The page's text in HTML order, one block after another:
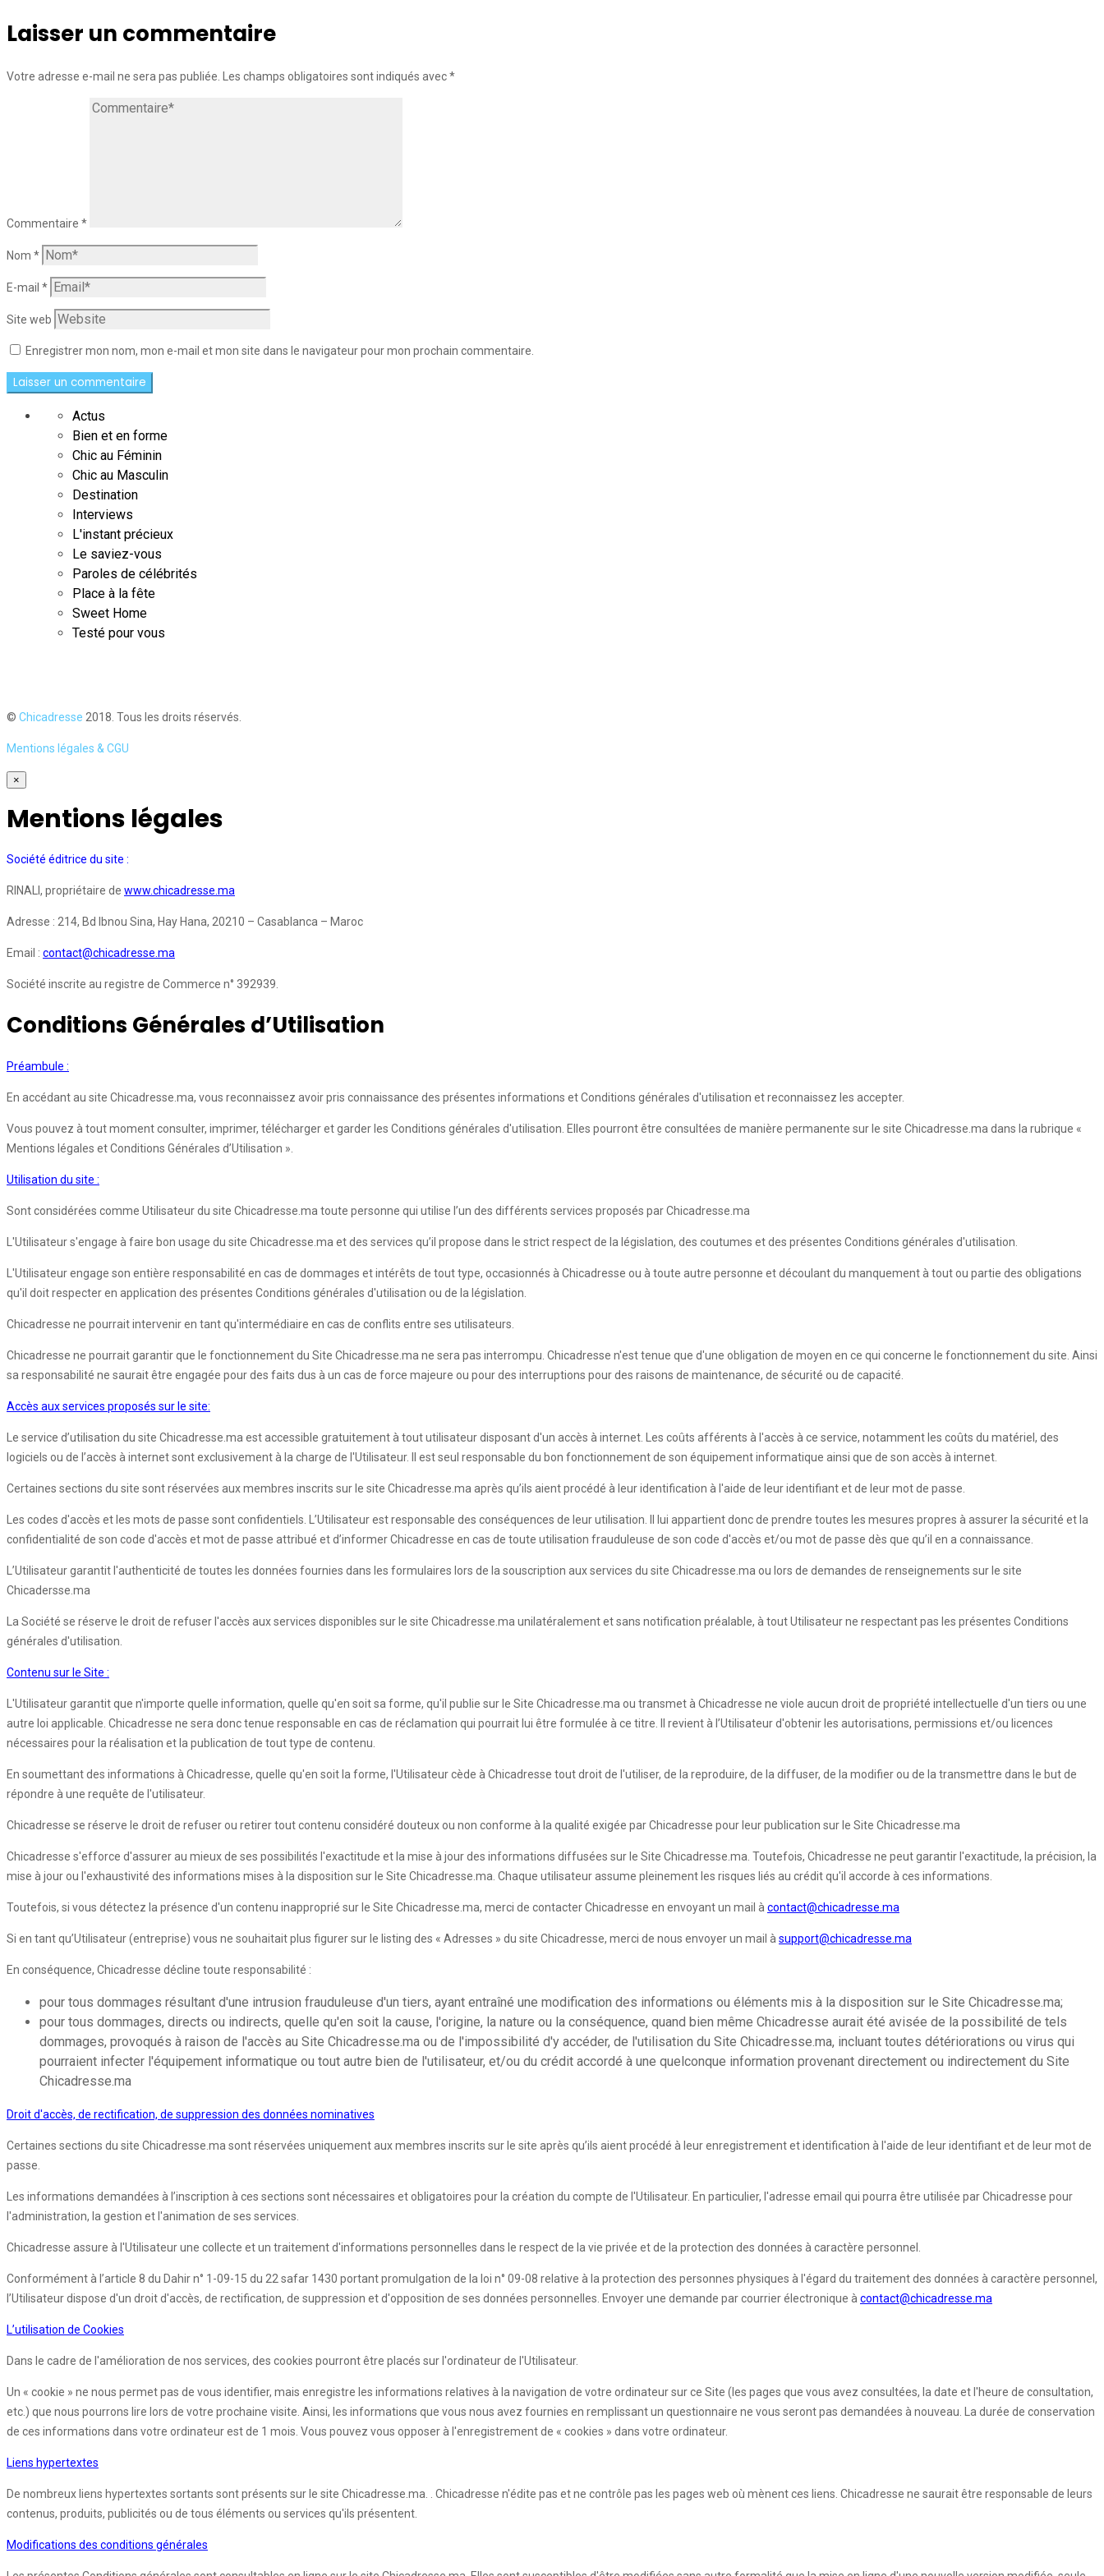
Laisser un commentaire
Votre adresse e-mail ne sera pas publiée. Les champs obligatoires sont indiqués avec*
Commentaire *
Nom *
E-mail *
Site web
Enregistrer mon nom, mon e-mail et mon site dans le navigateur pour mon prochain commentaire.
Actus
Bien et en forme
Chic au Féminin
Chic au Masculin
Destination
Interviews
L'instant précieux
Le saviez-vous
Paroles de célébrités
Place à la fête
Sweet Home
Testé pour vous
© Chicadresse 2018. Tous les droits réservés.
Mentions légales & CGU
×
Mentions légales
Société éditrice du site :
RINALI, propriétaire de www.chicadresse.ma
Adresse : 214, Bd Ibnou Sina, Hay Hana, 20210 – Casablanca – Maroc
Email : contact@chicadresse.ma
Société inscrite au registre de Commerce n° 392939.
Conditions Générales d’Utilisation
Préambule :
En accédant au site Chicadresse.ma, vous reconnaissez avoir pris connaissance des présentes informations et Conditions générales d'utilisation et reconnaissez les accepter.
Vous pouvez à tout moment consulter, imprimer, télécharger et garder les Conditions générales d'utilisation. Elles pourront être consultées de manière permanente sur le site Chicadresse.ma dans la rubrique «
Mentions légales et Conditions Générales d’Utilisation ».
Utilisation du site :
Sont considérées comme Utilisateur du site Chicadresse.ma toute personne qui utilise l’un des différents services proposés par Chicadresse.ma
L'Utilisateur s'engage à faire bon usage du site Chicadresse.ma et des services qu’il propose dans le strict respect de la législation, des coutumes et des présentes Conditions générales d'utilisation.
L'Utilisateur engage son entière responsabilité en cas de dommages et intérêts de tout type, occasionnés à Chicadresse ou à toute autre personne et découlant du manquement à tout ou partie des obligations
qu'il doit respecter en application des présentes Conditions générales d'utilisation ou de la législation.
Chicadresse ne pourrait intervenir en tant qu'intermédiaire en cas de conflits entre ses utilisateurs.
Chicadresse ne pourrait garantir que le fonctionnement du Site Chicadresse.ma ne sera pas interrompu. Chicadresse n'est tenue que d'une obligation de moyen en ce qui concerne le fonctionnement du site. Ainsi
sa responsabilité ne saurait être engagée pour des faits dus à un cas de force majeure ou pour des interruptions pour des raisons de maintenance, de sécurité ou de capacité.
Accès aux services proposés sur le site:
Le service d’utilisation du site Chicadresse.ma est accessible gratuitement à tout utilisateur disposant d'un accès à internet. Les coûts afférents à l'accès à ce service, notamment les coûts du matériel, des
logiciels ou de l’accès à internet sont exclusivement à la charge de l'Utilisateur. Il est seul responsable du bon fonctionnement de son équipement informatique ainsi que de son accès à internet.
Certaines sections du site sont réservées aux membres inscrits sur le site Chicadresse.ma après qu’ils aient procédé à leur identification à l'aide de leur identifiant et de leur mot de passe.
Les codes d'accès et les mots de passe sont confidentiels. L’Utilisateur est responsable des conséquences de leur utilisation. Il lui appartient donc de prendre toutes les mesures propres à assurer la sécurité et la
confidentialité de son code d'accès et mot de passe attribué et d’informer Chicadresse en cas de toute utilisation frauduleuse de son code d'accès et/ou mot de passe dès que qu’il en a connaissance.
L’Utilisateur garantit l'authenticité de toutes les données fournies dans les formulaires lors de la souscription aux services du site Chicadresse.ma ou lors de demandes de renseignements sur le site
Chicadersse.ma
La Société se réserve le droit de refuser l'accès aux services disponibles sur le site Chicadresse.ma unilatéralement et sans notification préalable, à tout Utilisateur ne respectant pas les présentes Conditions
générales d'utilisation.
Contenu sur le Site :
L'Utilisateur garantit que n'importe quelle information, quelle qu'en soit sa forme, qu'il publie sur le Site Chicadresse.ma ou transmet à Chicadresse ne viole aucun droit de propriété intellectuelle d'un tiers ou une
autre loi applicable. Chicadresse ne sera donc tenue responsable en cas de réclamation qui pourrait lui être formulée à ce titre. Il revient à l’Utilisateur d'obtenir les autorisations, permissions et/ou licences
nécessaires pour la réalisation et la publication de tout type de contenu.
En soumettant des informations à Chicadresse, quelle qu'en soit la forme, l'Utilisateur cède à Chicadresse tout droit de l'utiliser, de la reproduire, de la diffuser, de la modifier ou de la transmettre dans le but de
répondre à une requête de l'utilisateur.
Chicadresse se réserve le droit de refuser ou retirer tout contenu considéré douteux ou non conforme à la qualité exigée par Chicadresse pour leur publication sur le Site Chicadresse.ma
Chicadresse s'efforce d'assurer au mieux de ses possibilités l'exactitude et la mise à jour des informations diffusées sur le Site Chicadresse.ma. Toutefois, Chicadresse ne peut garantir l'exactitude, la précision, la
mise à jour ou l'exhaustivité des informations mises à la disposition sur le Site Chicadresse.ma. Chaque utilisateur assume pleinement les risques liés au crédit qu'il accorde à ces informations.
Toutefois, si vous détectez la présence d'un contenu inapproprié sur le Site Chicadresse.ma, merci de contacter Chicadresse en envoyant un mail àcontact@chicadresse.ma
Si en tant qu’Utilisateur (entreprise) vous ne souhaitait plus figurer sur le listing des « Adresses » du site Chicadresse, merci de nous envoyer un mail àsupport@chicadresse.ma
En conséquence, Chicadresse décline toute responsabilité :
pour tous dommages résultant d'une intrusion frauduleuse d'un tiers, ayant entraîné une modification des informations ou éléments mis à la disposition sur le Site Chicadresse.ma;
pour tous dommages, directs ou indirects, quelle qu'en soit la cause, l'origine, la nature ou la conséquence, quand bien même Chicadresse aurait été avisée de la possibilité de tels
dommages, provoqués à raison de l'accès au Site Chicadresse.ma ou de l'impossibilité d'y accéder, de l'utilisation du Site Chicadresse.ma, incluant toutes détériorations ou virus qui
pourraient infecter l'équipement informatique ou tout autre bien de l'utilisateur, et/ou du crédit accordé à une quelconque information provenant directement ou indirectement du Site
Chicadresse.ma
Droit d'accès, de rectification, de suppression des données nominatives
Certaines sections du site Chicadresse.ma sont réservées uniquement aux membres inscrits sur le site après qu’ils aient procédé à leur enregistrement et identification à l'aide de leur identifiant et de leur mot de
passe.
Les informations demandées à l’inscription à ces sections sont nécessaires et obligatoires pour la création du compte de l'Utilisateur. En particulier, l'adresse email qui pourra être utilisée par Chicadresse pour
l'administration, la gestion et l'animation de ses services.
Chicadresse assure à l'Utilisateur une collecte et un traitement d'informations personnelles dans le respect de la vie privée et de la protection des données à caractère personnel.
Conformément à l’article 8 du Dahir n° 1-09-15 du 22 safar 1430 portant promulgation de la loi n° 09-08 relative à la protection des personnes physiques à l'égard du traitement des données à caractère personnel,
l’Utilisateur dispose d'un droit d'accès, de rectification, de suppression et d'opposition de ses données personnelles. Envoyer une demande par courrier électronique àcontact@chicadresse.ma
L’utilisation de Cookies
Dans le cadre de l'amélioration de nos services, des cookies pourront être placés sur l'ordinateur de l'Utilisateur.
Un « cookie » ne nous permet pas de vous identifier, mais enregistre les informations relatives à la navigation de votre ordinateur sur ce Site (les pages que vous avez consultées, la date et l'heure de consultation,
etc.) que nous pourrons lire lors de votre prochaine visite. Ainsi, les informations que vous nous avez fournies en remplissant un questionnaire ne vous seront pas demandées à nouveau. La durée de conservation
de ces informations dans votre ordinateur est de 1 mois. Vous pouvez vous opposer à l'enregistrement de « cookies » dans votre ordinateur.
Liens hypertextes
De nombreux liens hypertextes sortants sont présents sur le site Chicadresse.ma. . Chicadresse n'édite pas et ne contrôle pas les pages web où mènent ces liens. Chicadresse ne saurait être responsable de leurs
contenus, produits, publicités ou de tous éléments ou services qu'ils présentent.
Modifications des conditions générales